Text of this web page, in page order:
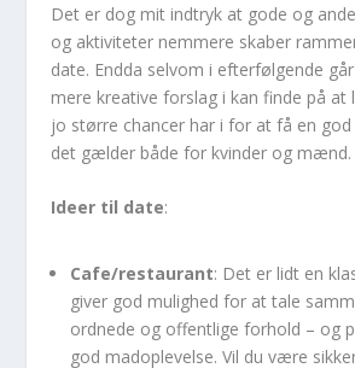
Det er dog mit indtryk at gode og
og aktiviteter nemmere skaber
date. Endda selvom i efterfølgende
mere kreative forslag i kan finde på at
jo større chancer har i for at få en god
det gælder både for kvinder og mænd.
Ideer til date:
Cafe/restaurant: Det er lidt en
giver god mulighed for at tale
ordnede og offentlige forhold – og
god madoplevelse. Vil du være